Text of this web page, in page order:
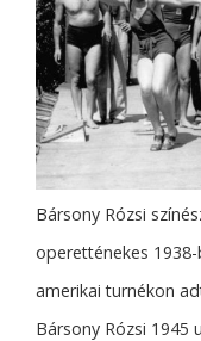
Bársony Rózsi
operetténekes
amerikai turnékon
Bársony Rózsi 1945